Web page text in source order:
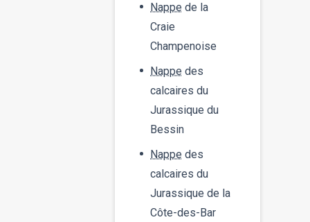
Nappe de la
Craie
Champenoise
Nappe des
calcaires du
Jurassique du
Bessin
Nappe des
calcaires du
Jurassique de la
Côte-des-Bar